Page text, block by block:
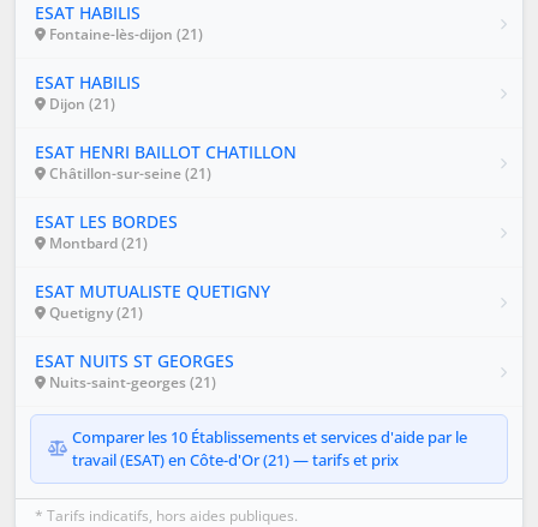
ESAT HABILIS
Fontaine-lès-dijon (21)
ESAT HABILIS
Dijon (21)
ESAT HENRI BAILLOT CHATILLON
Châtillon-sur-seine (21)
ESAT LES BORDES
Montbard (21)
ESAT MUTUALISTE QUETIGNY
Quetigny (21)
ESAT NUITS ST GEORGES
Nuits-saint-georges (21)
Comparer les 10 Établissements et services d'aide par le
travail (ESAT) en Côte-d'Or (21) — tarifs et prix
* Tarifs indicatifs, hors aides publiques.